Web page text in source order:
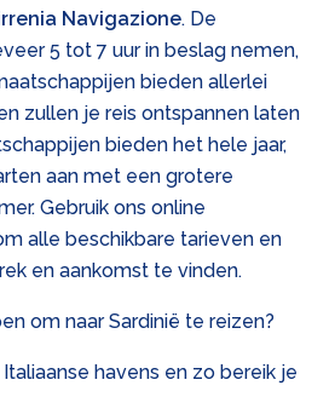
Navigazione. De
5 tot 7 uur in beslag nemen,
bieden allerlei
zullen je reis ontspannen laten
bieden het hele jaar,
aan met een grotere
Gebruik ons online
alle beschikbare tarieven en
en aankomst te vinden.
om naar Sardinië te reizen?
havens en zo bereik je